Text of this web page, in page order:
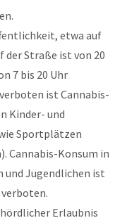
etwa auf
der Straße ist von 20
7 bis 20 Uhr
ist Cannabis-
Kinder- und
Sportplätzen
Cannabis-Konsum in
und Jugendlichen ist
Erlaubnis